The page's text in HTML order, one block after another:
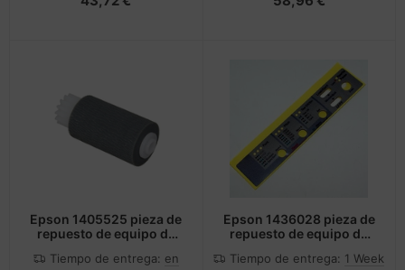
Epson 1405525 pieza de
repuesto de equipo de
Tiempo de entrega: en
Epson 1436028 pieza de
repuesto de equipo de
Tiempo de entrega: 1 Week